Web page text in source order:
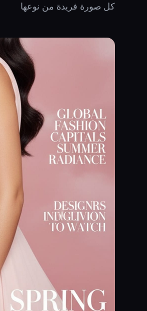
كل صورة فريدة من نوعها